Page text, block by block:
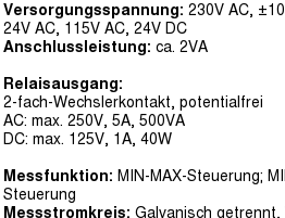
Versorgungsspannung: 230V AC,
24V AC, 115V AC, 24V DC
Anschlussleistung: ca. 2VA
Relaisausgang:
2-fach-Wechslerkontakt, potentialfrei
AC: max. 250V, 5A, 500VA
DC: max. 125V, 1A, 40W
Messfunktion: MIN-MAX-Steuerung;
Steuerung
Messstromkreis: Galvanisch